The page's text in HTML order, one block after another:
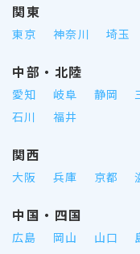
関東
東京 神奈川 埼玉
中部・北陸
愛知 岐阜 静岡
石川
福井
関西
大阪 兵庫 京都
中国・四国
広島 岡山 山口